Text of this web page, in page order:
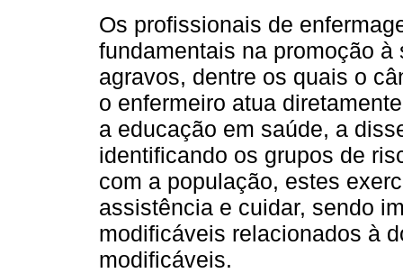
Os profissionais de
fundamentais na promoção
agravos, dentre os quais o
o enfermeiro atua
a educação em saúde, a
identificando os grupos de
com a população, estes
assistência e cuidar, sendo
modificáveis relacionados à
modificáveis.